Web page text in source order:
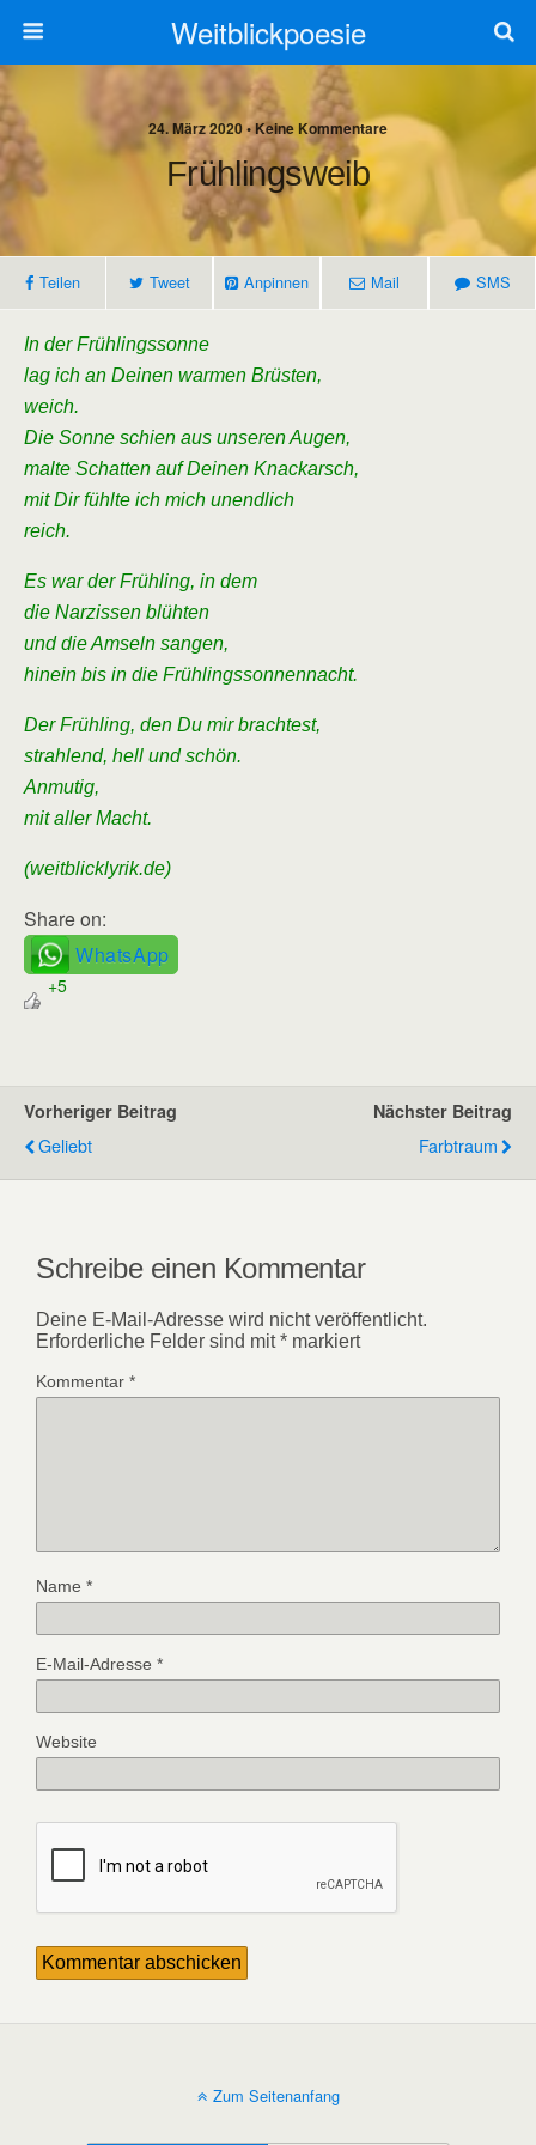
Weitblickpoesie
24. März 2020 • Keine Kommentare
Frühlingsweib
Teilen Tweet Anpinnen Mail SMS
In der Frühlingssonne
lag ich an Deinen warmen Brüsten,
weich.
Die Sonne schien aus unseren Augen,
malte Schatten auf Deinen Knackarsch,
mit Dir fühlte ich mich unendlich
reich.
Es war der Frühling, in dem
die Narzissen blühten
und die Amseln sangen,
hinein bis in die Frühlingssonnennacht.
Der Frühling, den Du mir brachtest,
strahlend, hell und schön.
Anmutig,
mit aller Macht.
(weitblicklyrik.de)
Share on:
WhatsApp
+5
Vorheriger Beitrag
Geliebt
Nächster Beitrag
Farbtraum
Schreibe einen Kommentar
Deine E-Mail-Adresse wird nicht veröffentlicht.
Erforderliche Felder sind mit* markiert
Kommentar *
Name *
E-Mail-Adresse *
Website
Zum Seitenanfang